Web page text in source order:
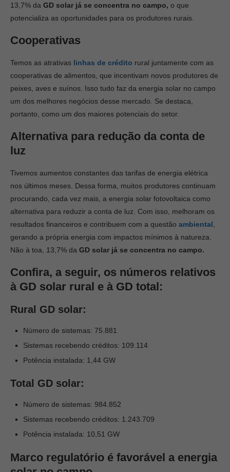
13,7% da GD solar já se concentra no campo, o que
potencializa as oportunidades para os produtores rurais.
Cooperativas
Temos as atrativas linhas de crédito rural juntamente com as
cooperativas de alimentos, que incentivam novos produtores de
peixes, aves e suínos. Isso tudo faz da energia solar no campo
um dos melhores negócios desse mercado. Se destaca,
portanto, como um dos maiores potenciais do setor.
Alternativa para redução da conta de
luz
Tivemos aumentos constantes das tarifas de energia elétrica
nos últimos meses. Dessa forma, muitos produtores continuam
procurando, cada vez mais, a energia solar fotovoltaica como
alternativa para reduzir a conta de luz. Com isso, melhoram os
resultados financeiros e contribuem com a questão ambiental
gerando a própria energia com impactos mínimos à natureza.
Não à toa, 13,7% da GD solar já se concentra no campo.
Confira, a seguir, os números relativos
à GD solar rural e à GD total:
Rural GD solar:
Número de sistemas: 75.881
Sistemas recebendo créditos: 109.114
Potência instalada: 1,44 GW
Total GD solar:
Número de sistemas: 984.852
Sistemas recebendo créditos: 1.243.709
Potência instalada: 10,51 GW
Marco regulatório é favorável a energia